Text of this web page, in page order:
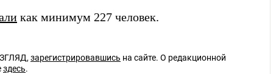
как минимум 227 человек.
зарегистрировавшись на сайте. О редакционной
здесь.